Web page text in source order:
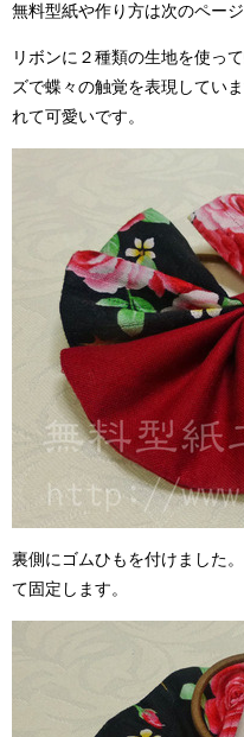
無料型紙や作り方は次のページ
リボンに２種類の生地を使っ
ズで蝶々の触覚を表現してい
れて可愛いです。
裏側にゴムひもを付けました
て固定します。